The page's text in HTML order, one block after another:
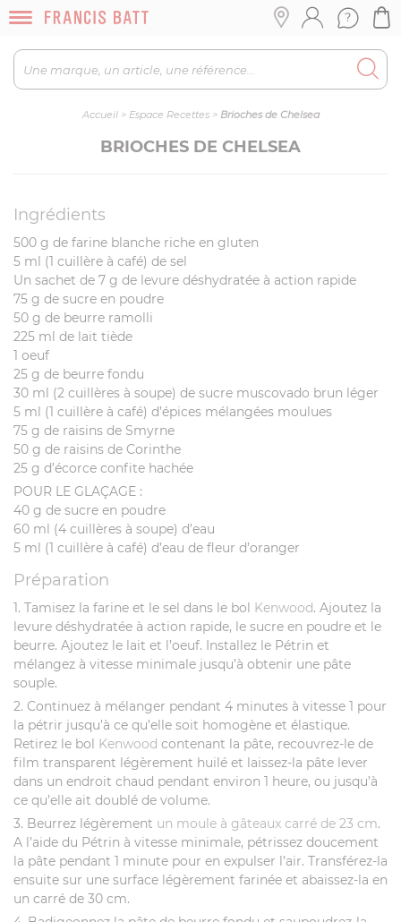
Accueil> Espace Recettes> Brioches de Chelsea
BRIOCHES DE CHELSEA
Ingrédients
500 g de farine blanche riche en gluten
5 ml (1 cuillère à café) de sel
Un sachet de 7 g de levure déshydratée à action rapide
75 g de sucre en poudre
50 g de beurre ramolli
225 ml de lait tiède
1 oeuf
25 g de beurre fondu
30 ml (2 cuillères à soupe) de sucre muscovado brun léger
5 ml (1 cuillère à café) d’épices mélangées moulues
75 g de raisins de Smyrne
50 g de raisins de Corinthe
25 g d’écorce confite hachée
POUR LE GLAÇAGE :
40 g de sucre en poudre
60 ml (4 cuillères à soupe) d’eau
5 ml (1 cuillère à café) d’eau de fleur d’oranger
Préparation
1. Tamisez la farine et le sel dans le bol Kenwood. Ajoutez la
levure déshydratée à action rapide, le sucre en poudre et le
beurre. Ajoutez le lait et l’oeuf. Installez le Pétrin et
mélangez à vitesse minimale jusqu’à obtenir une pâte
souple.
2. Continuez à mélanger pendant 4 minutes à vitesse 1 pour
la pétrir jusqu’à ce qu’elle soit homogène et élastique.
Retirez le bol Kenwood contenant la pâte, recouvrez-le de
film transparent légèrement huilé et laissez-la pâte lever
dans un endroit chaud pendant environ 1 heure, ou jusqu’à
ce qu’elle ait doublé de volume.
3. Beurrez légèrement un moule à gâteaux carré de 23 cm.
A l’aide du Pétrin à vitesse minimale, pétrissez doucement
la pâte pendant 1 minute pour en expulser l’air. Transférez-la
ensuite sur une surface légèrement farinée et abaissez-la en
un carré de 30 cm.